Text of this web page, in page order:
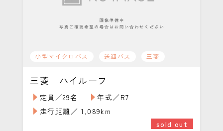
小型マイクロバス 送迎バス 三菱
三菱 ハイルーフ
定員／29名
年式／R7
走行距離／ 1,089km
sold out